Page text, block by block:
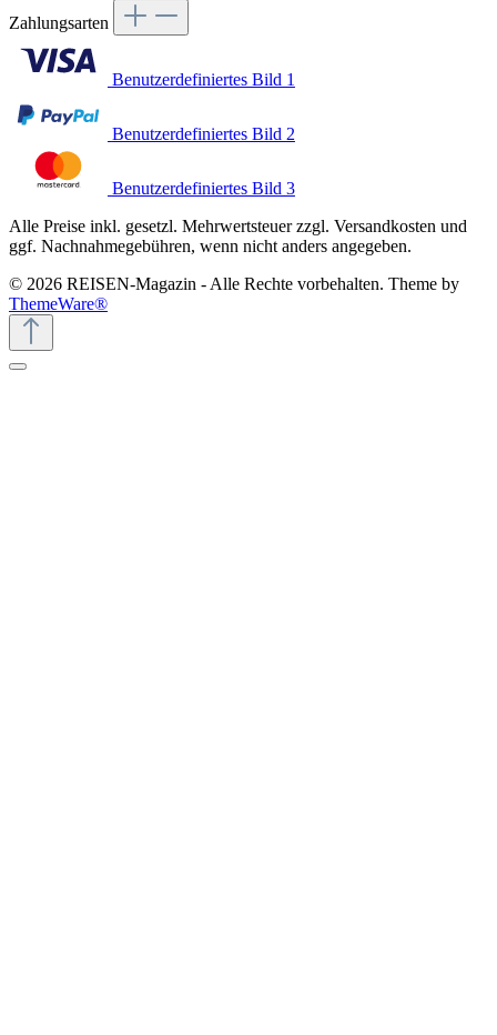
Zahlungsarten
Benutzerdefiniertes Bild 1
Benutzerdefiniertes Bild 2
Benutzerdefiniertes Bild 3
Alle Preise inkl. gesetzl. Mehrwertsteuer zzgl. Versandkosten und
ggf. Nachnahmegebühren, wenn nicht anders angegeben.
© 2026 REISEN-Magazin - Alle Rechte vorbehalten. Theme by
ThemeWare®